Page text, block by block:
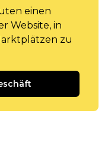
einen
Website, in
zu